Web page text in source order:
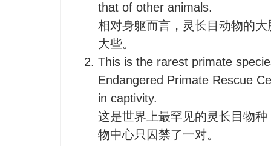
that of other animals.
相对身躯而言，灵长目动物的
大些。
This is the rarest primate
Endangered Primate Rescue
in captivity.
这是世界上最罕见的灵长目物
物中心只囚禁了一对。